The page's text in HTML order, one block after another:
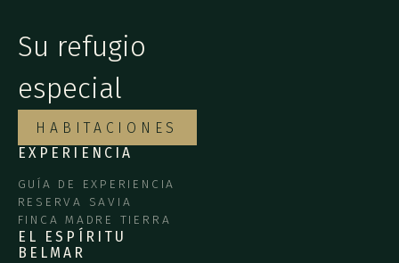
Su refugio
especial
HABITACIONES
EXPERIENCIA
GUÍA DE EXPERIENCIA
RESERVA SAVIA
FINCA MADRE TIERRA
EL ESPÍRITU
BELMAR